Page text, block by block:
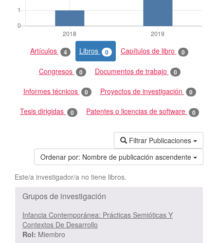
Artículos 4 Libros 0 Capítulos de libro 0
Congresos 0 Documentos de trabajo 0
Informes técnicos 0 Proyectos de investigación 0
Tesis dirigidas 0 Patentes o licencias de software 0
Filtrar Publicaciones
Ordenar por: Nombre de publicación ascendente
Este/a investigador/a no tiene libros.
Grupos de investigación
Infancia Contemporánea: Prácticas Semióticas Y
Contextos De Desarrollo
Rol: Miembro